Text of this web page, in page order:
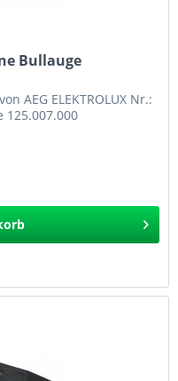
Bullauge
AEG ELEKTROLUX Nr.:
125.007.000